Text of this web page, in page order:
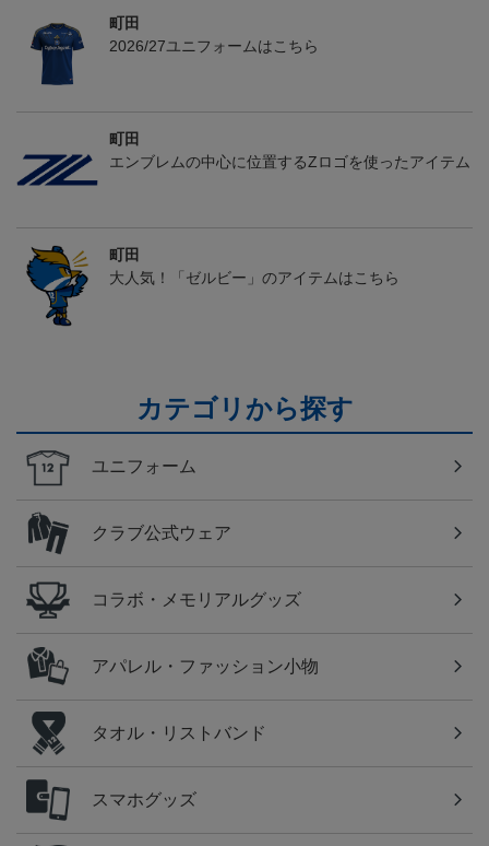
町田
2026/27ユニフォームはこちら
町田
エンブレムの中心に位置するZロゴを使ったアイテム
町田
大人気！「ゼルビー」のアイテムはこちら
カテゴリから探す
ユニフォーム
クラブ公式ウェア
コラボ・メモリアルグッズ
アパレル・ファッション小物
タオル・リストバンド
スマホグッズ